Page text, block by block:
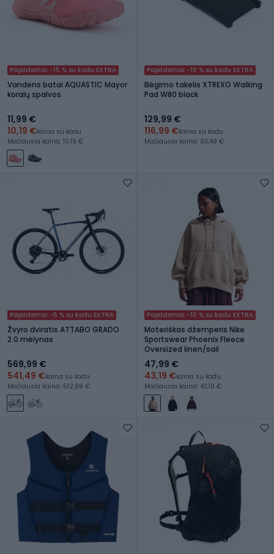
Papildomai -15 % su kodu EXTRA
Vandens batai AQUASTIC Mayor
koralų spalvos
11,99 €
10,19 €kaina su kodu
Mažiausia kaina: 10,19 €
Papildomai -10 % su kodu EXTRA
Bėgimo takelis XTREXO Walking
Pad W80 black
129,99 €
116,99 €kaina su kodu
Mažiausia kaina: 93,49 €
Papildomai -5 % su kodu EXTRA
Žvyro dviratis ATTABO GRADO
2.0 mėlynas
569,99 €
541,49 €kaina su kodu
Mažiausia kaina: 512,99 €
Papildomai -10 % su kodu EXTRA
Moteriškas džemperis Nike
Sportswear Phoenix Fleece
Oversized linen/sail
47,99 €
43,19 €kaina su kodu
Mažiausia kaina: 43,19 €